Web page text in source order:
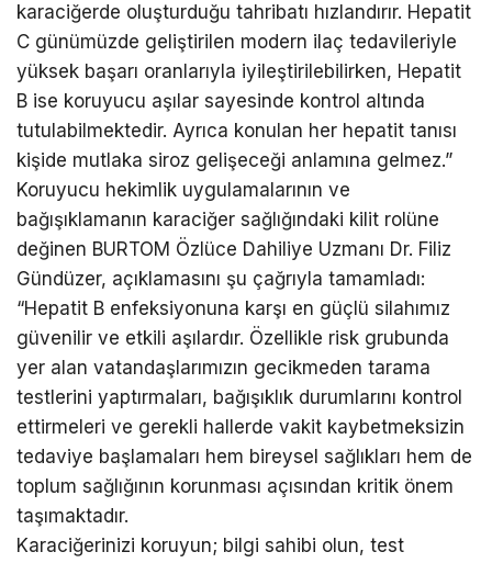
karaciğerde oluşturduğu tahribatı hızlandırır. Hepatit
C günümüzde geliştirilen modern ilaç tedavileriyle
yüksek başarı oranlarıyla iyileştirilebilirken, Hepatit
B ise koruyucu aşılar sayesinde kontrol altında
tutulabilmektedir. Ayrıca konulan her hepatit tanısı
kişide mutlaka siroz gelişeceği anlamına gelmez.”
Koruyucu hekimlik uygulamalarının ve
bağışıklamanın karaciğer sağlığındaki kilit rolüne
değinen BURTOM Özlüce Dahiliye Uzmanı Dr. Filiz
Gündüzer, açıklamasını şu çağrıyla tamamladı:
“Hepatit B enfeksiyonuna karşı en güçlü silahımız
güvenilir ve etkili aşılardır. Özellikle risk grubunda
yer alan vatandaşlarımızın gecikmeden tarama
testlerini yaptırmaları, bağışıklık durumlarını kontrol
ettirmeleri ve gerekli hallerde vakit kaybetmeksizin
tedaviye başlamaları hem bireysel sağlıkları hem de
toplum sağlığının korunması açısından kritik önem
taşımaktadır.
Karaciğerinizi koruyun; bilgi sahibi olun, test